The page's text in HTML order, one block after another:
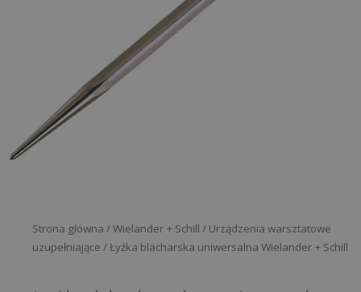
Strona główna /Wielander + Schill / Urządzenia warsztatowe
uzupełniające / Łyżka blacharska uniwersalna Wielander + Schill